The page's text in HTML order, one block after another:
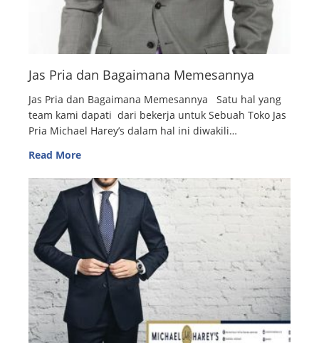
Jas Pria dan Bagaimana Memesannya
Jas Pria dan Bagaimana Memesannya Satu hal yang
team kami dapati dari bekerja untuk Sebuah Toko Jas
Pria Michael Harey’s dalam hal ini diwakili…
Read More